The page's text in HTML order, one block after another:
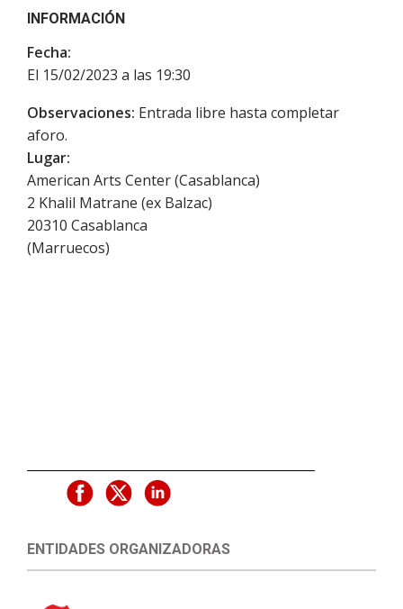
INFORMACIÓN
Fecha:
El 15/02/2023 a las 19:30
Observaciones: Entrada libre hasta completar
aforo.
Lugar:
American Arts Center (Casablanca)
2 Khalil Matrane (ex Balzac)
20310 Casablanca
(Marruecos)
ENTIDADES ORGANIZADORAS